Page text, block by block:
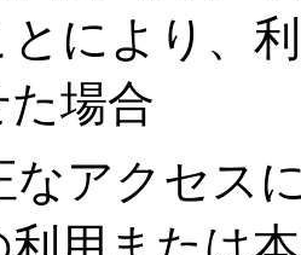
により、
場合
なアクセス